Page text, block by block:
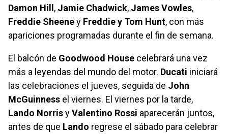
Damon Hill, Jamie Chadwick, James Vowles,
Freddie Sheeney Freddie y Tom Hunt, con más
apariciones programadas durante el fin de semana.
El balcón de Goodwood House celebrará una vez
más a leyendas del mundo del motor. Ducati iniciará
las celebraciones el jueves, seguida de John
McGuinness el viernes. El viernes por la tarde,
Lando NorrisyValentino Rossi aparecerán juntos,
antes de que Lando regrese el sábado para celebrar